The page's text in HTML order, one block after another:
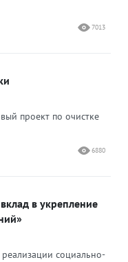
7013
проект по очистке
6880
в укрепление
социально-